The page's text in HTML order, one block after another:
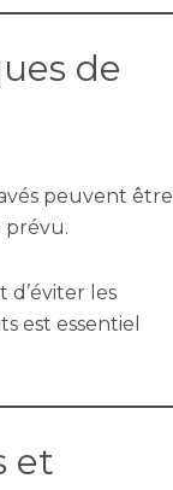
de
peuvent être
prévu.
d’éviter les
est essentiel
et